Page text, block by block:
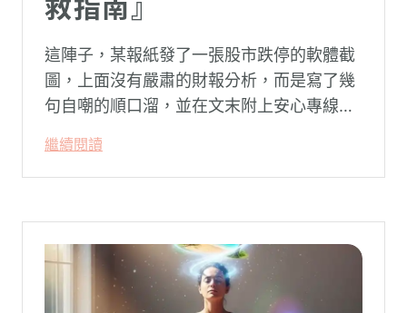
救指南』
這陣子，某報紙發了一張股市跌停的軟體截
圖，上面沒有嚴肅的財報分析，而是寫了幾
句自嘲的順口溜，並在文末附上安心專線與
被廣泛轉載。對許多投資人而言，螢幕上下
跌的數字背後，實質連結的是個人的財務壓
繼續閱讀